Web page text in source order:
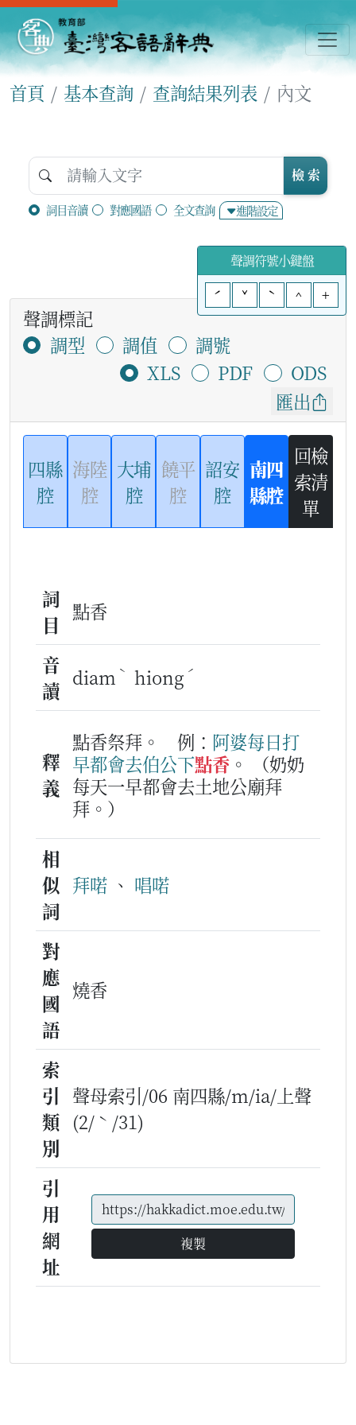
首頁 基本查詢 查詢結果列表 內文
詞目音讀 對應國語 全文查詢 進階設定
檢 索
聲調符號小鍵盤
ˊ
ˇ ˋ ^ +
聲調標記
調型
調值
調號
XLS
PDF
ODS
匯出
四縣
腔
海陸
腔
大埔
腔
饒平
腔
詔安
腔
南四
縣腔
回檢
索清
單
詞
目
點香
音
讀
diam ˋ hiong ˊ
釋
義
點香祭拜。 例： 阿婆每日打
早都會去伯公下點香 。
（奶奶
每天一早都會去土地公廟拜
拜。）
相
似
詞
拜喏 、 唱喏
對
應
國
語
燒香
索
引
類
別
聲母索引/06 南四縣/m/ia/上聲
(2/ˋ/31)
引
用
網
址
複製